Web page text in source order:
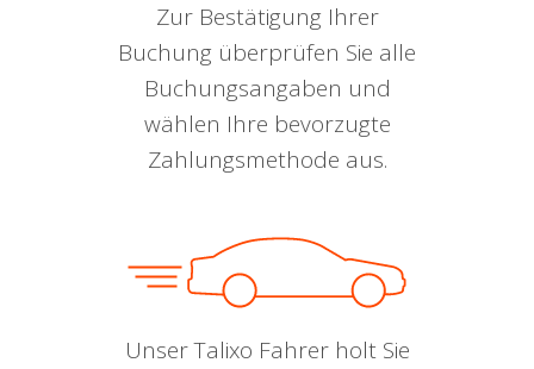
Zur Bestätigung Ihrer
Buchung überprüfen Sie alle
Buchungsangaben und
wählen Ihre bevorzugte
Zahlungsmethode aus.
Unser Talixo Fahrer holt Sie